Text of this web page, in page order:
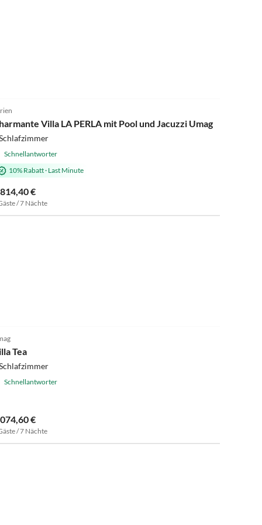
Villa LA PERLA mit Pool und Jacuzzi Umag
Schnellantworter
10% Rabatt· Last Minute
€
/ 7 Nächte
Tea
Schnellantworter
€
/ 7 Nächte